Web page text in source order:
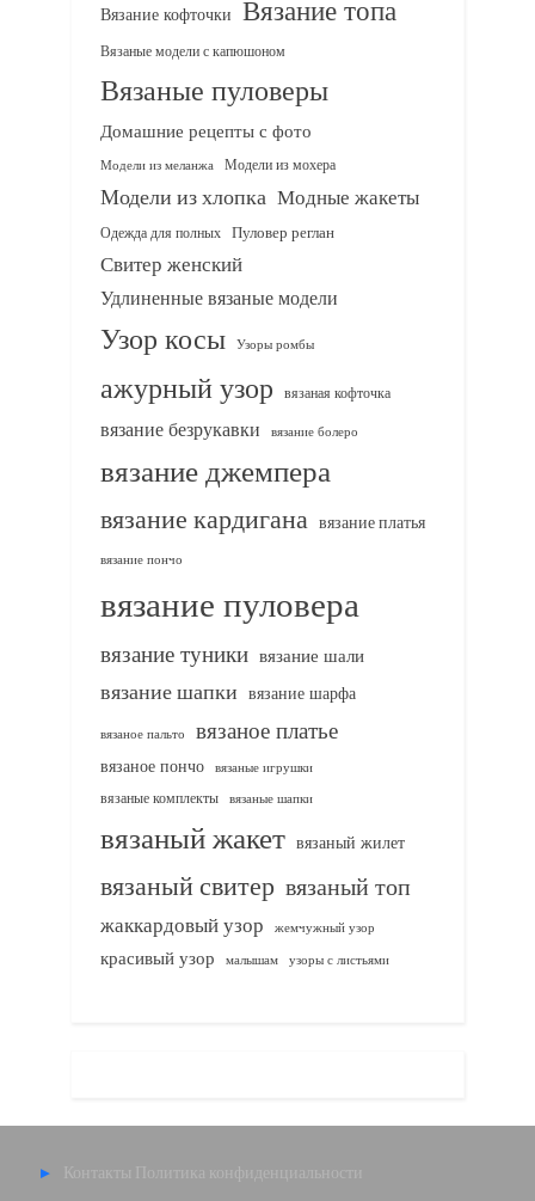
Вязание кофточки Вязание топа
Вязаные модели с капюшоном
Вязаные пуловеры
Домашние рецепты с фото
Модели из меланжа Модели из мохера
Модели из хлопка Модные жакеты
Одежда для полных Пуловер реглан
Свитер женский
Удлиненные вязаные модели
Узор косы Узоры ромбы
ажурный узор вязаная кофточка
вязание безрукавки вязание болеро
вязание джемпера
вязание кардигана вязание платья
вязание пончо
вязание пуловера
вязание туники вязание шали
вязание шапки вязание шарфа
вязаное пальто вязаное платье
вязаное пончо вязаные игрушки
вязаные комплекты
вязаные шапки
вязаный жакет вязаный жилет
вязаный свитер вязаный топ
жаккардовый узор жемчужный узор
красивый узор малышам узоры с листьями
Контакты Политика конфиденциальности